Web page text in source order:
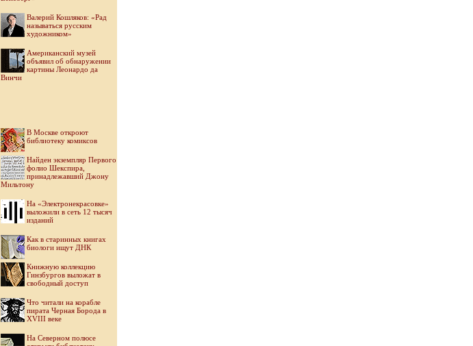
Валерий Кошляков: «Рад
называться русским
художником»
Американский музей
объявил об обнаружении
картины Леонардо да
Винчи
В Москве откроют
библиотеку комиксов
Найден экземпляр Первого
фолио Шекспира,
принадлежавший Джону
Мильтону
На «Электронекрасовке»
выложили в сеть 12 тысяч
изданий
Как в старинных книгах
биологи ищут ДНК
Книжную коллекцию
Гинзбургов выложат в
свободный доступ
Что читали на корабле
пирата Черная Борода в
XVIII веке
На Северном полюсе